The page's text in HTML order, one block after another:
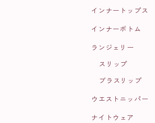
インナートップス
インナーボトム
ランジェリー
スリップ
ブラスリップ
ウエストニッパー
ナイトウェア